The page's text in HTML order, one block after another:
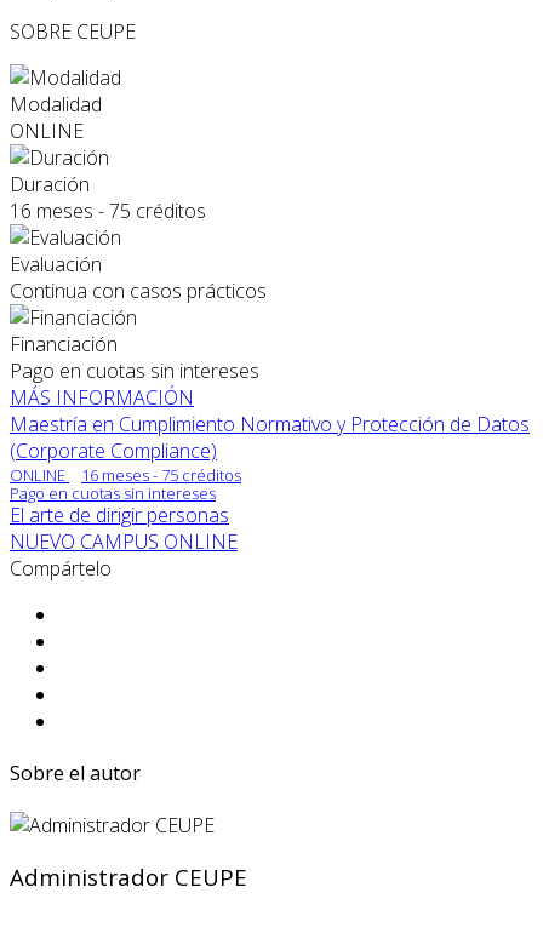
SOBRE CEUPE
Modalidad
ONLINE
Duración
16 meses - 75 créditos
Evaluación
Continua con casos prácticos
Financiación
Pago en cuotas sin intereses
MÁS INFORMACIÓN
Maestría en Cumplimiento Normativo y Protección de Datos
(Corporate Compliance)
ONLINE
16 meses - 75 créditos
Pago en cuotas sin intereses
El arte de dirigir personas
NUEVO CAMPUS ONLINE
Compártelo
Sobre el autor
Administrador CEUPE